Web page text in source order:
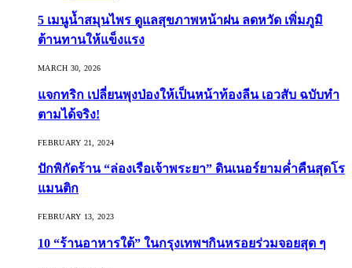
5 เมนูน้ำสมุนไพร ดูแลสุขภาพหน้าฝน ลดหวัด เพิ่มภูมิ
ต้านทานให้แข็งแรง
MARCH 30, 2026
แจกทริก เปลี่ยนพุงป่องให้เป็นหน้าท้องลีน เอวสับ ฉบับทำ
ตามได้จริง!
FEBRUARY 21, 2024
ปักพิกัดร้าน “ล่องเรือเจ้าพระยา” ดินเนอร์ยามค่ำคืนสุดโร
แมนติก
FEBRUARY 13, 2023
10 “ร้านอาหารใต้” ในกรุงเทพฯกินหรอยร่วมจอยสุด ๆ